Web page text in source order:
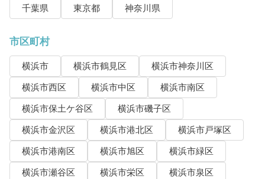
千葉県
東京都 神奈川県
市区町村
横浜市 横浜市鶴見区
横浜市神奈川区
横浜市西区
横浜市中区
横浜市南区
横浜市保土ケ谷区
横浜市磯子区
横浜市金沢区
横浜市港北区
横浜市戸塚区
横浜市港南区
横浜市旭区
横浜市緑区
横浜市瀬谷区
横浜市栄区
横浜市泉区